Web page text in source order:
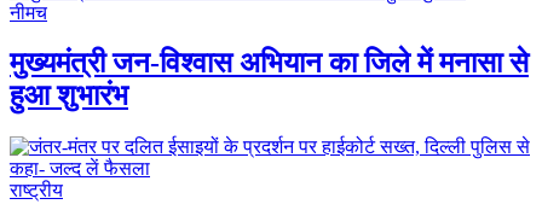
नीमच
मुख्यमंत्री जन-विश्वास अभियान का जिले में मनासा से
हुआ शुभारंभ
राष्ट्रीय